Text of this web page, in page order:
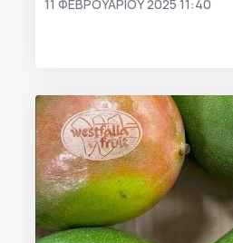
11 ΦΕΒΡΟΥΑΡΊΟΥ 2025 11:40